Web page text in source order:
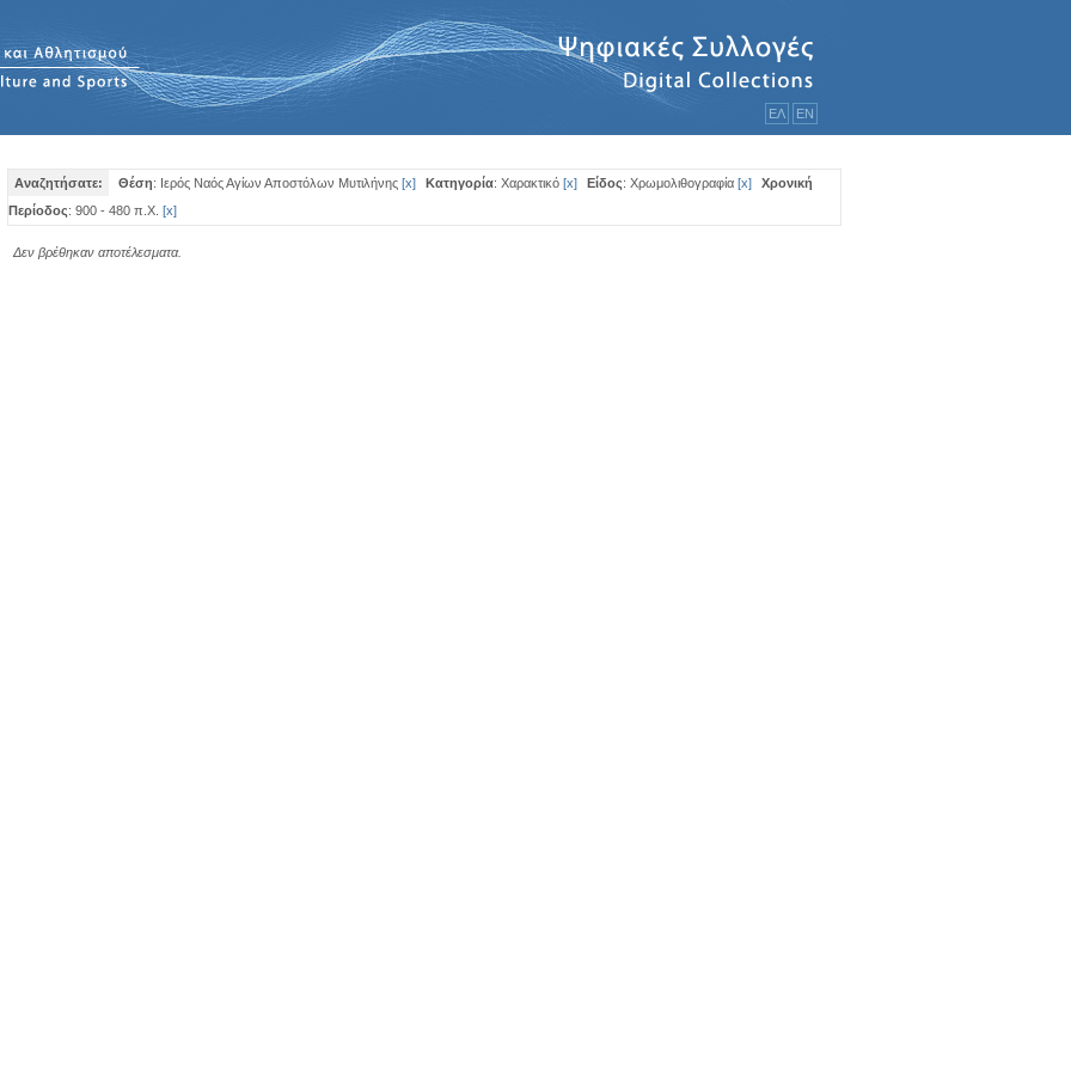
ΕΛ ΕΝ
Αναζητήσατε: Θέση: Ιερός Ναός Αγίων Αποστόλων Μυτιλήνης [x] Κατηγορία: Χαρακτικό [x] Είδος: Χρωμολιθογραφία [x]
Χρονική
Περίοδος: 900 - 480 π.Χ. [x]
Δεν βρέθηκαν αποτέλεσματα.